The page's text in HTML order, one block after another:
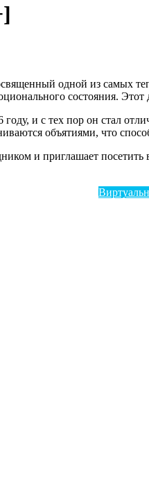
одной из самых
состояния.
и с тех пор он стал
объятиями, что
и приглашает